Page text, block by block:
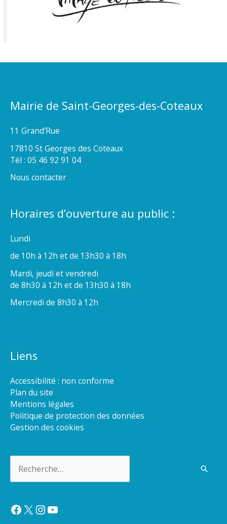
Mairie de Saint-Georges-des-Coteaux
11 Grand’Rue
17810 St Georges des Coteaux
Tél : 05 46 92 91 04
Nous contacter
Horaires d’ouverture au public :
Lundi
de 10h à 12h et de 13h30 à 18h
Mardi, jeudi et vendredi
de 8h30 à 12h et de 13h30 à 18h
Mercredi de 8h30 à 12h
Liens
Accessibilité : non conforme
Plan du site
Mentions légales
Politique de protection des données
Gestion des cookies
Facebook
X Instagram
YouTube